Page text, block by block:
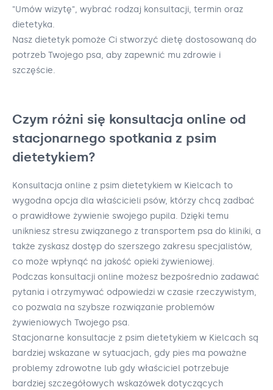
"Umów wizytę", wybrać rodzaj konsultacji, termin oraz
dietetyka.
Nasz dietetyk pomoże Ci stworzyć dietę dostosowaną do
potrzeb Twojego psa, aby zapewnić mu zdrowie i
szczęście.
Czym różni się konsultacja online od
stacjonarnego spotkania z psim
dietetykiem?
Konsultacja online z psim dietetykiem w Kielcach to
wygodna opcja dla właścicieli psów, którzy chcą zadbać
o prawidłowe żywienie swojego pupila. Dzięki temu
unikniesz stresu związanego z transportem psa do kliniki, a
także zyskasz dostęp do szerszego zakresu specjalistów,
co może wpłynąć na jakość opieki żywieniowej.
Podczas konsultacji online możesz bezpośrednio zadawać
pytania i otrzymywać odpowiedzi w czasie rzeczywistym,
co pozwala na szybsze rozwiązanie problemów
żywieniowych Twojego psa.
Stacjonarne konsultacje z psim dietetykiem w Kielcach są
bardziej wskazane w sytuacjach, gdy pies ma poważne
problemy zdrowotne lub gdy właściciel potrzebuje
bardziej szczegółowych wskazówek dotyczących